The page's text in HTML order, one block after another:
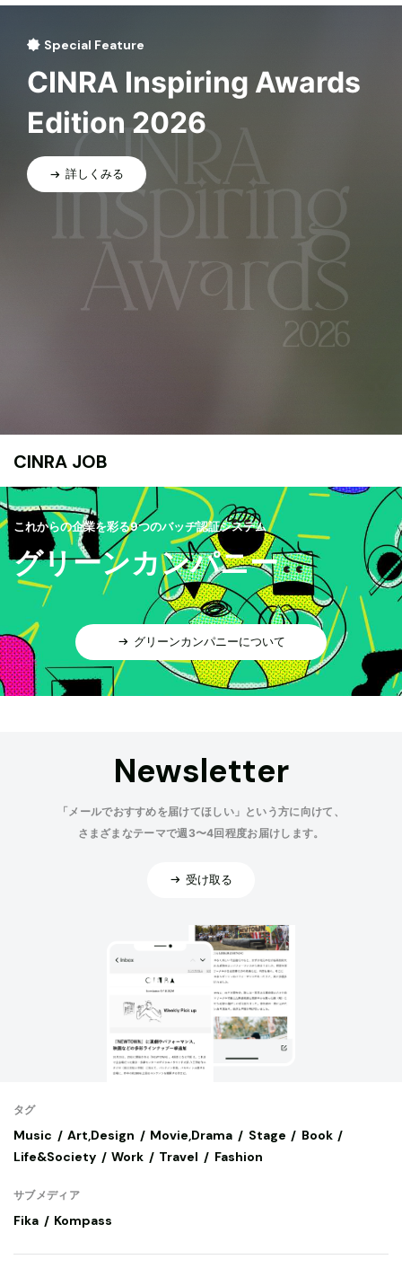
Special Feature
CINRA Inspiring Awards
Edition 2026
詳しくみる
CINRA JOB
これからの企業を彩る9つのバッヂ認証システム
グリーンカンパニー
グリーンカンパニーについて
Newsletter
「メールでおすすめを届けてほしい」という方に向けて、
さまざまなテーマで週3〜4回程度お届けします。
受け取る
タグ
Music Art,Design Movie,Drama Stage
Book
Life&Society
Work Travel Fashion
サブメディア
Fika Kompass